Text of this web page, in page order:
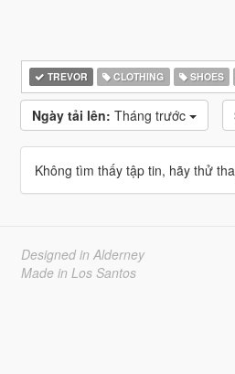
TREVOR CLOTHING SHOES
Ngày tải lên: Tháng trước
Không tìm thấy tập tin, hãy thử
Designed in Alderney
Made in Los Santos